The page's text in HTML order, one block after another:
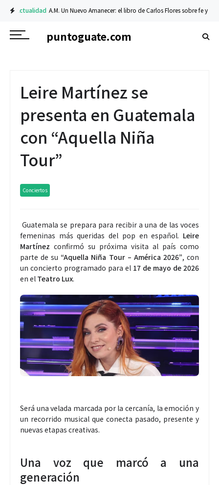
Actualidad A.M. Un Nuevo Amanecer: el libro de Carlos Flores sobre fe y
puntoguate.com
Leire Martínez se
presenta en Guatemala
con “Aquella Niña
Tour”
Conciertos
Guatemala se prepara para recibir a una de las voces
femeninas más queridas del pop en español. Leire
Martínez confirmó su próxima visita al país como
parte de su “Aquella Niña Tour – América 2026”, con
un concierto programado para el 17 de mayo de 2026
en el Teatro Lux.
Será una velada marcada por la cercanía, la emoción y
un recorrido musical que conecta pasado, presente y
nuevas etapas creativas.
Una voz que marcó a una
generación